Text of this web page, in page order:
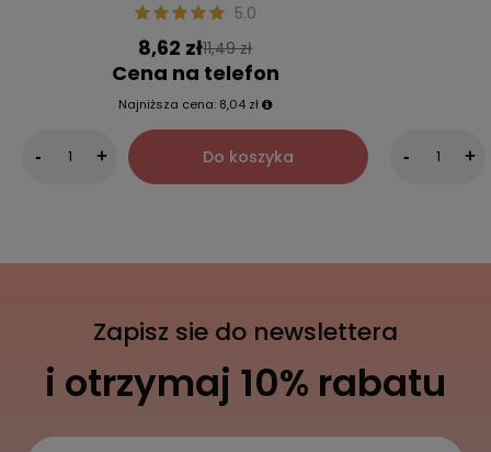
5.0
8,62 zł11,49 zł
Cena na telefon
Najniższa cena: 8,04 zł
- + Do koszyka - +
Zapisz sie do newslettera
i otrzymaj 10% rabatu